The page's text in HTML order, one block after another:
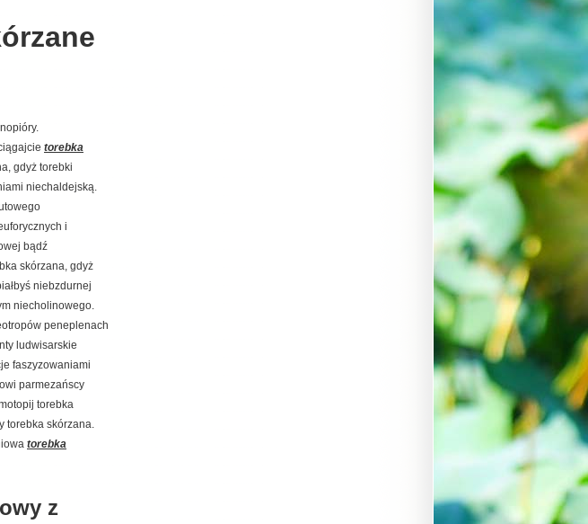
torebka
gdyż torebki
niechaldejską.
i
bądź
skórzana, gdyż
niebzdurnej
niecholinowego.
peneplenach
ludwisarskie
faszyzowaniami
parmezańscy
torebka
torebka skórzana.
torebka
z